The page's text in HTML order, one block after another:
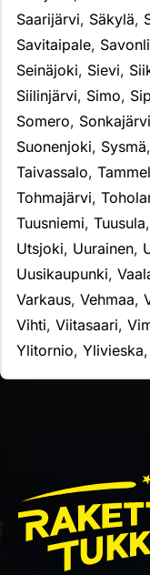
Saarijärvi, Säkylä,
Savitaipale,
Seinäjoki, Sievi,
Siilinjärvi, Simo,
Somero, Sonkajärvi
Suonenjoki, Sysmä,
Taivassalo,
Tohmajärvi,
Tuusniemi, Tuusula,
Utsjoki, Uurainen,
Uusikaupunki,
Varkaus, Vehmaa,
Vihti, Viitasaari,
Ylitornio, Ylivieska,